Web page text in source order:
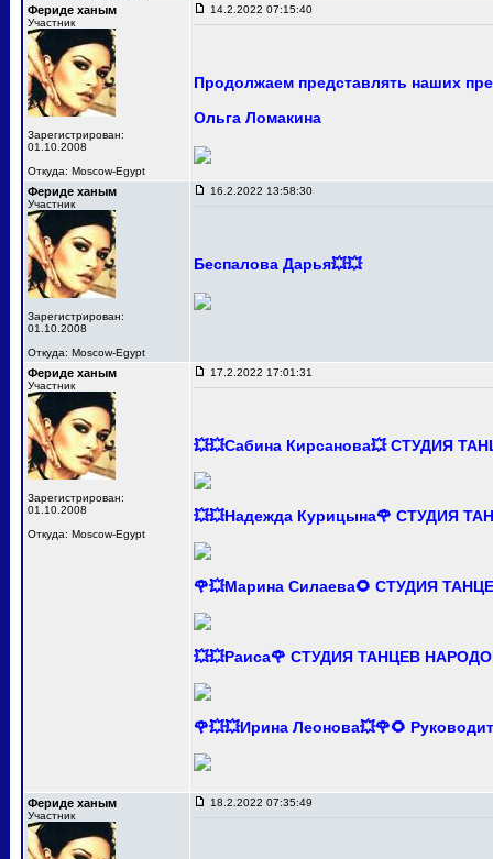
Фериде ханым
Участник
Зарегистрирован:
01.10.2008
Откуда: Moscow-Egypt
14.2.2022 07:15:40
Продолжаем представлять наших
Ольга Ломакина
Фериде ханым
Участник
Зарегистрирован:
01.10.2008
Откуда: Moscow-Egypt
16.2.2022 13:58:30
Беспалова Дарья💥💥
Фериде ханым
Участник
Зарегистрирован:
01.10.2008
Откуда: Moscow-Egypt
17.2.2022 17:01:31
💥💥Сабина Кирсанова💥 СТУДИЯ
💥💥Надежда Курицына🌹 СТУДИЯ
🌹💥Марина Силаева🌻 СТУДИЯ
💥💥Раиса🌹 СТУДИЯ ТАНЦЕВ
🌹💥💥Ирина Леонова💥🌹🌻
Фериде ханым
Участник
18.2.2022 07:35:49